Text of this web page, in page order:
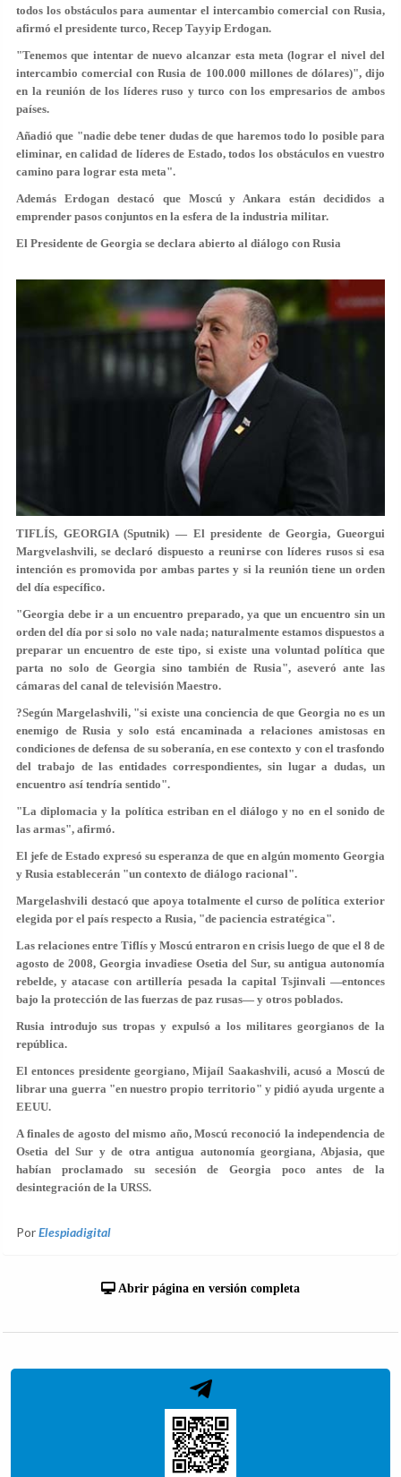
todos los obstáculos para aumentar el intercambio comercial con Rusia,
afirmó el presidente turco, Recep Tayyip Erdogan.
"Tenemos que intentar de nuevo alcanzar esta meta (lograr el nivel del
intercambio comercial con Rusia de 100.000 millones de dólares)", dijo
en la reunión de los líderes ruso y turco con los empresarios de ambos
países.
Añadió que "nadie debe tener dudas de que haremos todo lo posible para
eliminar, en calidad de líderes de Estado, todos los obstáculos en vuestro
camino para lograr esta meta".
Además Erdogan destacó que Moscú y Ankara están decididos a
emprender pasos conjuntos en la esfera de la industria militar.
El Presidente de Georgia se declara abierto al diálogo con Rusia
TIFLÍS, GEORGIA (Sputnik) — El presidente de Georgia, Gueorgui
Margvelashvili, se declaró dispuesto a reunirse con líderes rusos si esa
intención es promovida por ambas partes y si la reunión tiene un orden
del día específico.
"Georgia debe ir a un encuentro preparado, ya que un encuentro sin un
orden del día por si solo no vale nada; naturalmente estamos dispuestos a
preparar un encuentro de este tipo, si existe una voluntad política que
parta no solo de Georgia sino también de Rusia", aseveró ante las
cámaras del canal de televisión Maestro.
?Según Margelashvili, "si existe una conciencia de que Georgia no es un
enemigo de Rusia y solo está encaminada a relaciones amistosas en
condiciones de defensa de su soberanía, en ese contexto y con el trasfondo
del trabajo de las entidades correspondientes, sin lugar a dudas, un
encuentro así tendría sentido".
"La diplomacia y la política estriban en el diálogo y no en el sonido de
las armas", afirmó.
El jefe de Estado expresó su esperanza de que en algún momento Georgia
y Rusia establecerán "un contexto de diálogo racional".
Margelashvili destacó que apoya totalmente el curso de política exterior
elegida por el país respecto a Rusia, "de paciencia estratégica".
Las relaciones entre Tiflís y Moscú entraron en crisis luego de que el 8 de
agosto de 2008, Georgia invadiese Osetia del Sur, su antigua autonomía
rebelde, y atacase con artillería pesada la capital Tsjinvali —entonces
bajo la protección de las fuerzas de paz rusas— y otros poblados.
Rusia introdujo sus tropas y expulsó a los militares georgianos de la
república.
El entonces presidente georgiano, Mijaíl Saakashvili, acusó a Moscú de
librar una guerra "en nuestro propio territorio" y pidió ayuda urgente a
EEUU.
A finales de agosto del mismo año, Moscú reconoció la independencia de
Osetia del Sur y de otra antigua autonomía georgiana, Abjasia, que
habían proclamado su secesión de Georgia poco antes de la
desintegración de la URSS.
PorElespiadigital
Abrir página en versión completa